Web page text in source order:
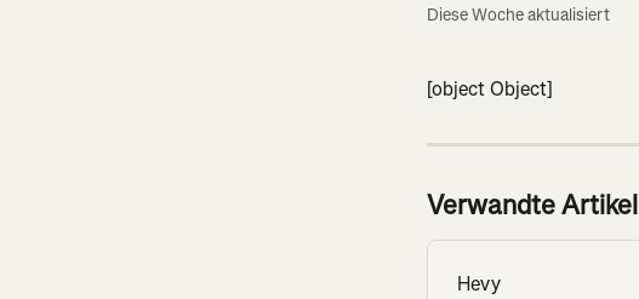
Diese Woche aktualisiert
[object Object]
Verwandte Artikel
Hevy